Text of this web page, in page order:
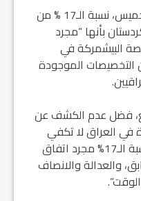
عد رئيس الوزراء حيدر العبادي، الخميس، نسبة الـ17 % من
بأنها “مجرد
البيشمركة في
التخصيصات الموجودة
فضل عدم الكشف عن
في العراق لا تكفي
لجميع العراقيين”، موضحا أن “نسبة الـ17% مجرد اتفاق
والعدالة والانصاف